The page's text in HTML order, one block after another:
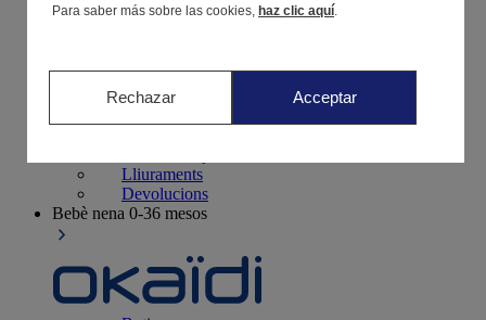
Lliuraments
Devolucions
Bebè nena 0-36 mesos
Para saber más sobre las cookies, haz clic aquí.
Rechazar Acceptar